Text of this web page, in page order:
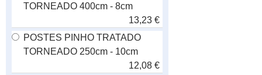
TORNEADO 400cm - 8cm
13,23 €
POSTES PINHO TRATADO
TORNEADO 250cm - 10cm
12,08 €